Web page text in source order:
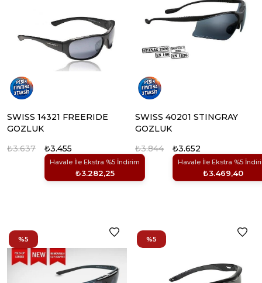
SWISS 14321 FREERIDE
GOZLUK
₺3.455
Havale İle Ekstra %5 İndirim
₺3.282,25
₺3.637
SWISS 40201 STINGRAY
GOZLUK
₺3.652
Havale İle Ekstra %5
₺3.469,40
₺3.844
%5 %5